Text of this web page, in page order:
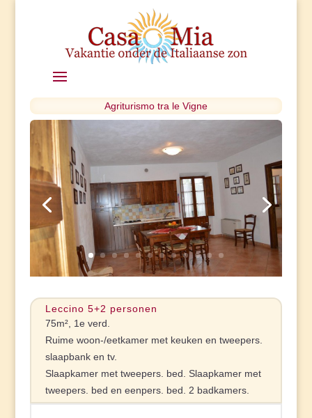
Agriturismo tra le Vigne
Leccino 5+2 personen
75m², 1e verd.
Ruime woon-/eetkamer met keuken en tweepers.
slaapbank en tv.
Slaapkamer met tweepers. bed. Slaapkamer met
tweepers. bed en eenpers. bed. 2 badkamers.